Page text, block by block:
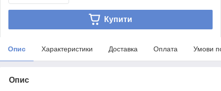
Купити
Опис Характеристики Доставка Оплата Умови
Опис